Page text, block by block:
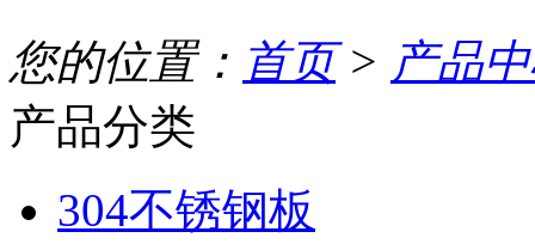
您的位置： 首页> 产品
产品分类
304不锈钢板